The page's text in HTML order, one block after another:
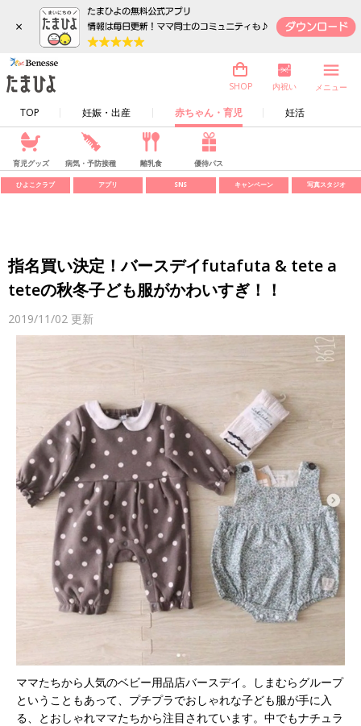
×
TOP 妊娠・出産 赤ちゃん・育児 妊活
SHOP 内祝い メニュー
育児グッズ 病気・予防接種 離乳食 優待パス
ひよこクラブ アプリ SNS キャンペーン 写真スタジオ
指名買い決定！バースデイfutafuta & tete a
teteの秋冬子ども服がかわいすぎ！！
2019/11/02 更新
ママたちから人気のベビー用品店バースデイ。しまむらグループ
ということもあって、プチプラでおしゃれな子ども服が手に入
る、とおしゃれママたちから注目されています。中でもナチュラ